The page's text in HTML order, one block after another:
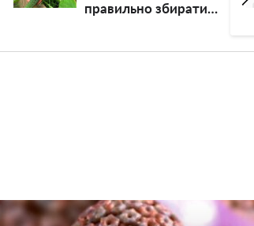
Володимир
повідомив сумну